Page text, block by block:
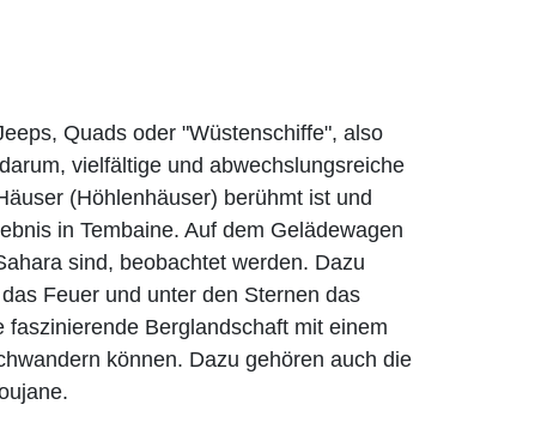
Quads oder "Wüstenschiffe", also
vielfältige und abwechslungsreiche
(Höhlenhäuser) berühmt ist und
in Tembaine. Auf dem Gelädewagen
sind, beobachtet werden. Dazu
Feuer und unter den Sternen das
Berglandschaft mit einem
können. Dazu gehören auch die